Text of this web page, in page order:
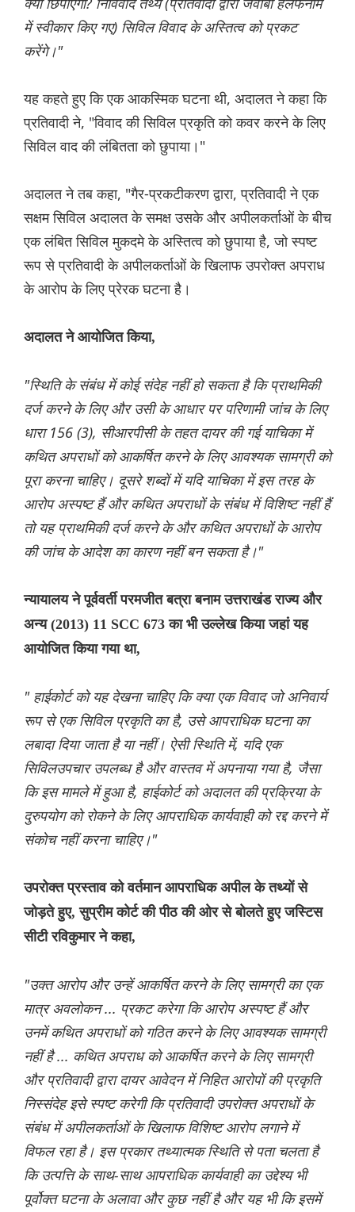
में स्वीकार किए गए) सिविल विवाद के अस्तित्व को प्रकट
करेंगे।"
यह कहते हुए कि एक आकस्मिक घटना थी, अदालत ने कहा कि
प्रतिवादी ने, "विवाद की सिविल प्रकृति को कवर करने के लिए
सिविल वाद की लंबितता को छुपाया।"
अदालत ने तब कहा, "गैर-प्रकटीकरण द्वारा, प्रतिवादी ने एक
सक्षम सिविल अदालत के समक्ष उसके और अपीलकर्ताओं के बीच
एक लंबित सिविल मुकदमे के अस्तित्व को छुपाया है, जो स्पष्ट
रूप से प्रतिवादी के अपीलकर्ताओं के खिलाफ उपरोक्त अपराध
के आरोप के लिए प्रेरक घटना है।
अदालत ने आयोजित किया,
"स्थिति के संबंध में कोई संदेह नहीं हो सकता है कि प्राथमिकी
दर्ज करने के लिए और उसी के आधार पर परिणामी जांच के लिए
धारा 156 (3), सीआरपीसी के तहत दायर की गई याचिका में
कथित अपराधों को आकर्षित करने के लिए आवश्यक सामग्री को
पूरा करना चाहिए। दूसरे शब्दों में यदि याचिका में इस तरह के
आरोप अस्पष्ट हैं और कथित अपराधों के संबंध में विशिष्ट नहीं हैं
तो यह प्राथमिकी दर्ज करने के और कथित अपराधों के आरोप
की जांच के आदेश का कारण नहीं बन सकता है।"
न्यायालय ने पूर्ववर्ती परमजीत बत्रा बनाम उत्तराखंड राज्य और
अन्य (2013) 11 SCC 673 का भी उल्लेख किया जहां यह
आयोजित किया गया था,
" हाईकोर्ट को यह देखना चाहिए कि क्या एक विवाद जो अनिवार्य
रूप से एक सिविल प्रकृति का है, उसे आपराधिक घटना का
लबादा दिया जाता है या नहीं। ऐसी स्थिति में, यदि एक
सिविलउपचार उपलब्ध है और वास्तव में अपनाया गया है, जैसा
कि इस मामले में हुआ है, हाईकोर्ट को अदालत की प्रक्रिया के
दुरुपयोग को रोकने के लिए आपराधिक कार्यवाही को रद्द करने में
संकोच नहीं करना चाहिए।"
उपरोक्त प्रस्ताव को वर्तमान आपराधिक अपील के तथ्यों से
जोड़ते हुए, सुप्रीम कोर्ट की पीठ की ओर से बोलते हुए जस्टिस
सीटी रविकुमार ने कहा,
"उक्त आरोप और उन्हें आकर्षित करने के लिए सामग्री का एक
मात्र अवलोकन ... प्रकट करेगा कि आरोप अस्पष्ट हैं और
उनमें कथित अपराधों को गठित करने के लिए आवश्यक सामग्री
नहीं है ... कथित अपराध को आकर्षित करने के लिए सामग्री
और प्रतिवादी द्वारा दायर आवेदन में निहित आरोपों की प्रकृति
निस्संदेह इसे स्पष्ट करेगी कि प्रतिवादी उपरोक्त अपराधों के
संबंध में अपीलकर्ताओं के खिलाफ विशिष्ट आरोप लगाने में
विफल रहा है। इस प्रकार तथ्यात्मक स्थिति से पता चलता है
कि उत्पत्ति के साथ-साथ आपराधिक कार्यवाही का उद्देश्य भी
पूर्वोक्त घटना के अलावा और कुछ नहीं है और यह भी कि इसमें